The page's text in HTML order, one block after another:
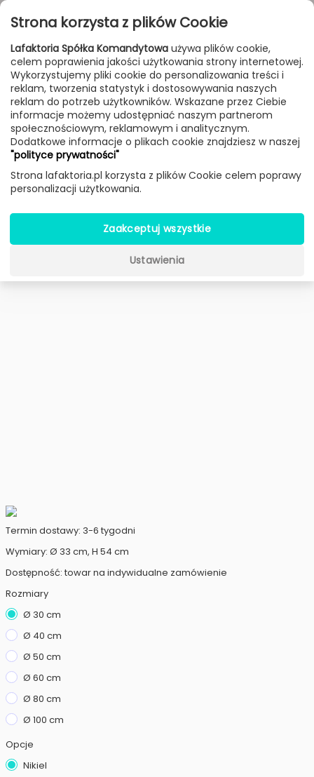
Przejdź do treści
FILTROWANIE & SORTOWANIE
New Sale Bestseller Dostawa 24h
Lampy Producenci Voltolina Produkt
Roma Empire wisząca (Nikiel, Ø
30 cm) -
Termin dostawy: 3-6 tygodni
Wymiary: Ø 33 cm, H 54 cm
Dostępność: towar na indywidualne zamówienie
Rozmiary
Ø 30 cm
Ø 40 cm
Ø 50 cm
Ø 60 cm
Ø 80 cm
Ø 100 cm
Opcje
Nikiel
Strona korzysta z plików Cookie
Lafaktoria Spółka Komandytowa używa plików cookie,
celem poprawienia jakości użytkowania strony internetowej.
Wykorzystujemy pliki cookie do personalizowania treści i
reklam, tworzenia statystyk i dostosowywania naszych
reklam do potrzeb użytkowników. Wskazane przez Ciebie
informacje możemy udostępniać naszym partnerom
społecznościowym, reklamowym i analitycznym.
Dodatkowe informacje o plikach cookie znajdziesz w naszej
"polityce prywatności"
Strona lafaktoria.pl korzysta z plików Cookie celem poprawy
personalizacji użytkowania.
Zaakceptuj wszystkie
Ustawienia